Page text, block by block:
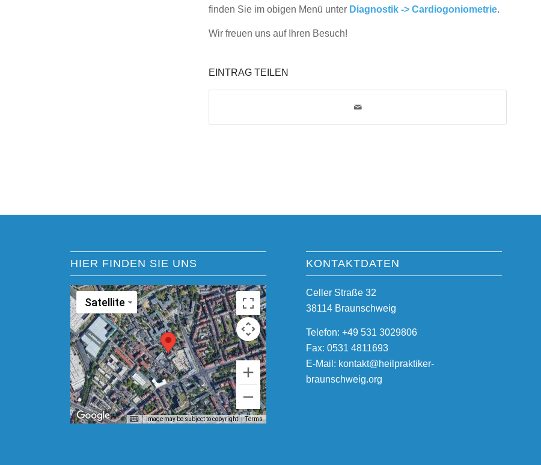
finden Sie im obigen Menü unter Diagnostik ->Cardiogoniometrie.
Wir freuen uns auf Ihren Besuch!
EINTRAG TEILEN
HIER FINDEN SIE UNS
Satellite
Image may be subject to copyright Terms
KONTAKTDATEN
Celler Straße 32
38114 Braunschweig
Telefon: +49 531 3029806
Fax: 0531 4811693
E-Mail: kontakt@heilpraktiker-
braunschweig.org